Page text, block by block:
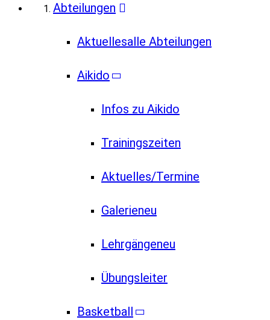
Abteilungen
Aktuellesalle Abteilungen
Aikido
Infos zu Aikido
Trainingszeiten
Aktuelles/Termine
Galerieneu
Lehrgängeneu
Übungsleiter
Basketball